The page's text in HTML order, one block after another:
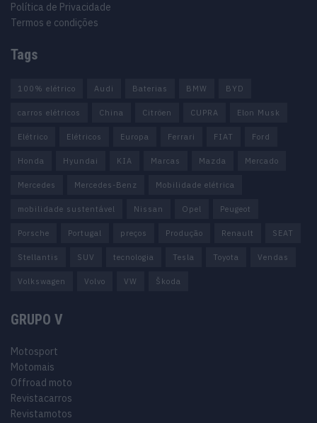
Política de Privacidade
Termos e condições
Tags
100% elétrico Audi Baterias BMW BYD
carros elétricos China Citröen CUPRA Elon Musk
Elétrico Elétricos Europa Ferrari FIAT Ford
Honda Hyundai KIA Marcas Mazda Mercado
Mercedes Mercedes-Benz Mobilidade elétrica
mobilidade sustentável Nissan Opel Peugeot
Porsche Portugal preços Produção Renault SEAT
Stellantis SUV tecnologia Tesla Toyota Vendas
Volkswagen Volvo VW Škoda
GRUPO V
Motosport
Motomais
Offroad moto
Revistacarros
Revistamotos